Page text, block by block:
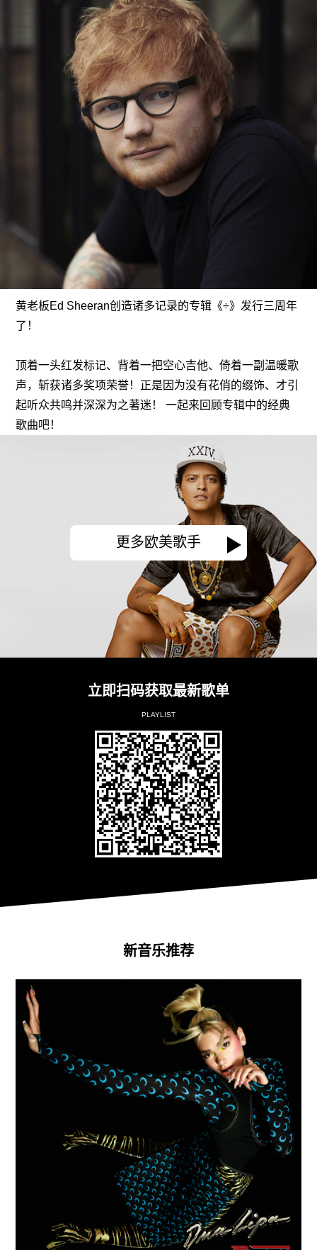
黄老板Ed Sheeran创造诸多记录的专辑《÷》发行三周年
了！
顶着一头红发标记、背着一把空心吉他、倚着一副温暖歌
声，斩获诸多奖项荣誉！正是因为没有花俏的缀饰、才引
起听众共鸣并深深为之著迷！ 一起来回顾专辑中的经典
歌曲吧！
更多欧美歌手
立即扫码获取最新歌单
PLAYLIST
新音乐推荐